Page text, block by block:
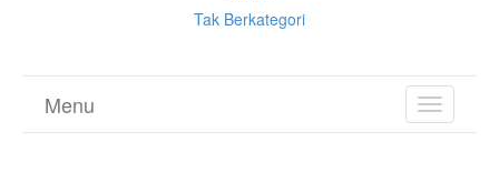
Tak Berkategori
TOGGLE
Menu